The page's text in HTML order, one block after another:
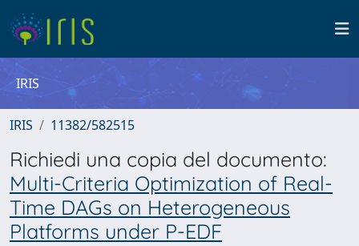
IRIS
IRIS 11382/582515
Richiedi una copia del documento:
Multi-Criteria Optimization of Real-
Time DAGs on Heterogeneous
Platforms under P-EDF